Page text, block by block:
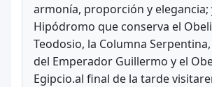
armonía, proporción y elegancia;
Hipódromo que conserva el
Teodosio, la Columna
del Emperador Guillermo y el
Egipcio.al final de la tarde